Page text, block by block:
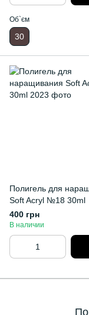
Об`єм
30
Полигель для
Soft Acryl №18 30ml
400 грн
В наличии